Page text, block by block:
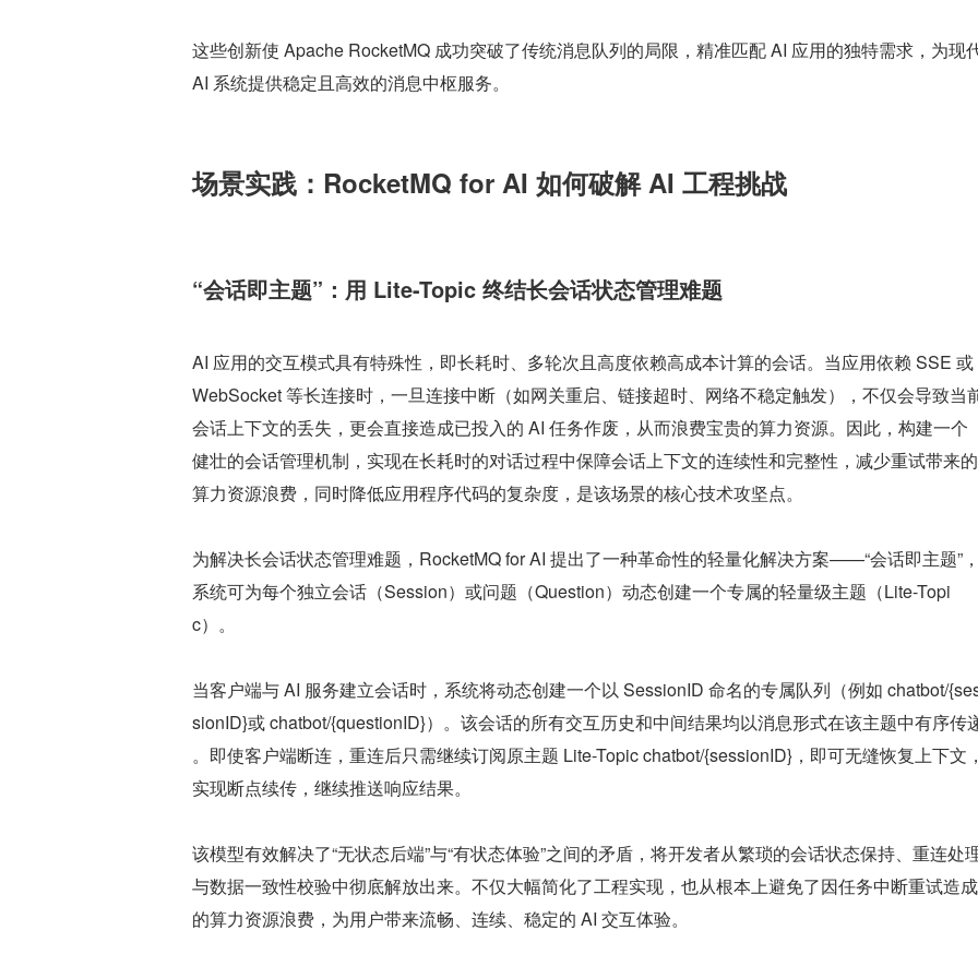
这些创新使 Apache RocketMQ 成功突破了传统消息队列的局限，精准匹配 AI 应用的独特需求，为现
AI 系统提供稳定且高效的消息中枢服务。
场景实践：RocketMQ for AI 如何破解 AI 工程挑战
“会话即主题”：用 Lite-Topic 终结长会话状态管理难题
AI 应用的交互模式具有特殊性，即长耗时、多轮次且高度依赖高成本计算的会话。当应用依赖 SSE 或
WebSocket 等长连接时，一旦连接中断（如网关重启、链接超时、网络不稳定触发），不仅会导致当
会话上下文的丢失，更会直接造成已投入的 AI 任务作废，从而浪费宝贵的算力资源。因此，构建一个
健壮的会话管理机制，实现在长耗时的对话过程中保障会话上下文的连续性和完整性，减少重试带来的
算力资源浪费，同时降低应用程序代码的复杂度，是该场景的核心技术攻坚点。
为解决长会话状态管理难题，RocketMQ for AI 提出了一种革命性的轻量化解决方案——“会话即主题”
系统可为每个独立会话（Session）或问题（Question）动态创建一个专属的轻量级主题（Lite-Topi
c）。
当客户端与 AI 服务建立会话时，系统将动态创建一个以 SessionID 命名的专属队列（例如 chatbot/
sionID}或 chatbot/{questionID}）。该会话的所有交互历史和中间结果均以消息形式在该主题中有序传
。即使客户端断连，重连后只需继续订阅原主题 Lite-Topic chatbot/{sessionID}，即可无缝恢复上下文
实现断点续传，继续推送响应结果。
该模型有效解决了“无状态后端”与“有状态体验”之间的矛盾，将开发者从繁琐的会话状态保持、重连处
与数据一致性校验中彻底解放出来。不仅大幅简化了工程实现，也从根本上避免了因任务中断重试造成
的算力资源浪费，为用户带来流畅、连续、稳定的 AI 交互体验。